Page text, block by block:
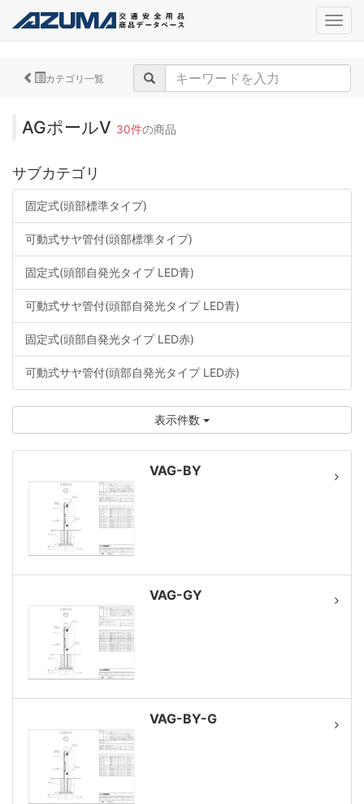
カテゴリ一覧
AGポールV 30件の商品
サブカテゴリ
固定式(頭部標準タイプ)
可動式サヤ管付(頭部標準タイプ)
固定式(頭部自発光タイプ LED青)
可動式サヤ管付(頭部自発光タイプ LED青)
固定式(頭部自発光タイプ LED赤)
可動式サヤ管付(頭部自発光タイプ LED赤)
表示件数
VAG-BY
VAG-GY
VAG-BY-G